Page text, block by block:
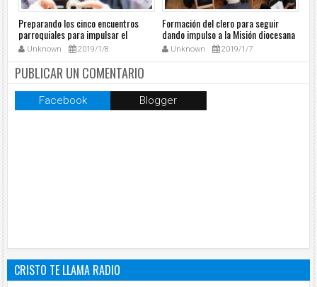
Preparando los cinco encuentros
parroquiales para impulsar el
dinamismo misionero
Unknown 2019/1/8
Formación del clero para seguir
dando impulso a la Misión diocesana
Unknown 2019/1/7
PUBLICAR UN COMENTARIO
Facebook Blogger
CRISTO TE LLAMA RADIO